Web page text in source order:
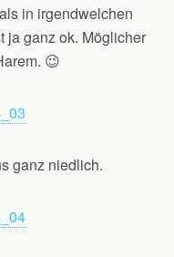
in irgendwelchen
ja ganz ok. Möglicher
😉
ganz niedlich.